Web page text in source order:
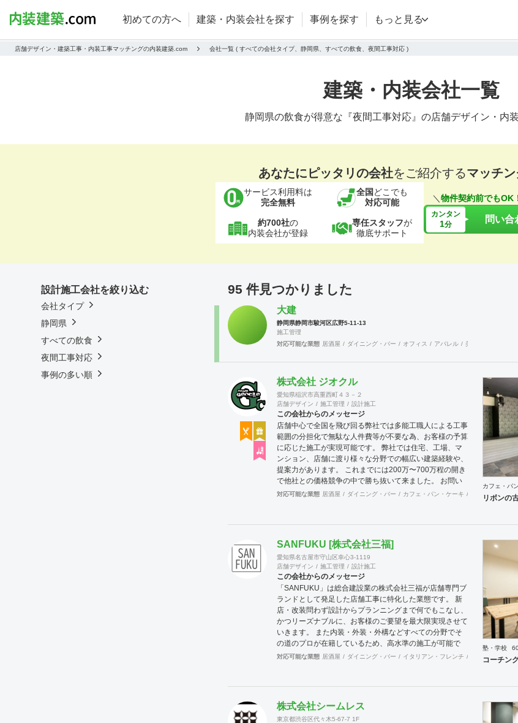
初めての方へ 建築・内装会社を探す 事例を探す もっと見る
店舗デザイン・建築工事・内装工事マッチングの内装建築.com 会社一覧 ( すべての会社タイプ、静岡県、すべての飲食、夜間工事対応 )
建築・内装会社一覧
静岡県の飲食が得意な『夜間工事対応』の店舗デザイン・内
あなたにピッタリの会社をご紹介するマッチン
サービス利用料は
完全無料
全国 どこでも
対応可能
約700社の
内装会社が登録
専任スタッフが
徹底サポート
＼ 物件契約前でもOK
カンタン
1分 問い合
95 件見つかりました
大建
静岡県静岡市駿河区広野5-11-13
施工管理
対応可能な業態 居酒屋 ダイニング・バー オフィス アパレル 美容院
株式会社 ジオクル
愛知県稲沢市高重西町４３－２
店舗デザイン
施工管理 設計施工
この会社からのメッセージ
店舗中心で全国を飛び回る弊社では多能工職人による工事
範囲の分担化で無駄な人件費等が不要な為、お客様の予算
に応じた施工が実現可能です。 弊社では住宅、工場、マ
ンション、店舗に渡り様々な分野での幅広い建築経験や、
提案力があります。 これまでには200万〜700万程の開き
で他社との価格競争の中で勝ち抜いて来ました。 お問い
合わせは メール（tenperhide31@icloud.com）からも承
対応可能な業態 居酒屋 ダイニング・バー カフェ・パン・ケーキ 和食・寿司 焼
カフェ・パ
リボンの
SANFUKU [株式会社三福]
愛知県名古屋市守山区幸心3-1119
店舗デザイン
施工管理 設計施工
この会社からのメッセージ
「SANFUKU」は総合建設業の株式会社三福が店舗専門ブ
ランドとして発足した店舗工事に特化した業態です。 新
店・改装問わず設計からプランニングまで何でもこなし、
かつリーズナブルに、お客様のご要望を最大限実現させて
いきます。 また内装・外装・外構などすべての分野でそ
の道のプロが在籍しているため、高水準の施工が可能で
す。 出来上がった時に綺麗なのは当たり前！腕の良さは
に優れています。 お客様が安心してオープンできるよう
対応可能な業態 居酒屋 ダイニング・バー イタリアン・フレンチ カフェ・パン・
塾・学校
コーチン
株式会社シームレス
東京都渋谷区代々木5-67-7 1F
設計施工会社を絞り込む
会社タイプ
静岡県
すべての飲食
夜間工事対応
事例の多い順